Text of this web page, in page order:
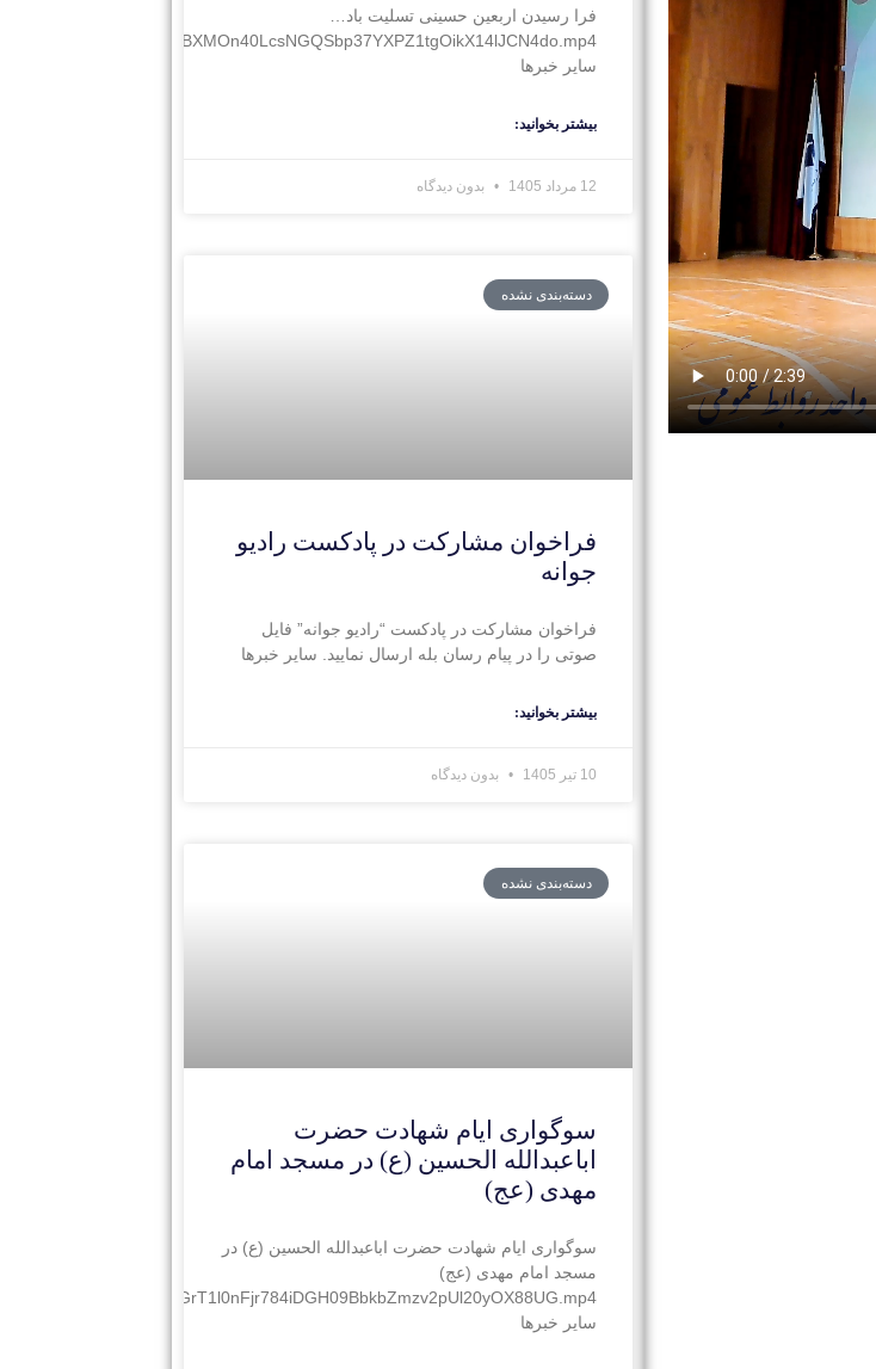
فرا رسیدن اربعین حسینی تسلیت باد…
origin_fNBXMOn40LcsNGQSbp37YXPZ1tgOikX14lJCN4do.mp4
سایر خبرها
بیشتر بخوانید:
12 مرداد 1405 بدون دیدگاه
دسته‌بندی نشده
فراخوان مشارکت در پادکست رادیو
جوانه
فراخوان مشارکت در پادکست “رادیو جوانه” فایل
صوتی را در پیام رسان بله ارسال نمایید. سایر خبرها
بیشتر بخوانید:
10 تیر 1405 بدون دیدگاه
دسته‌بندی نشده
سوگواری ایام شهادت حضرت
اباعبدالله الحسین (ع) در مسجد امام
مهدی (عج)
سوگواری ایام شهادت حضرت اباعبدالله الحسین (ع) در
مسجد امام مهدی (عج)
lDWgyBnj7J/origin_GrT1l0nFjr784iDGH09BbkbZmzv2pUl20yOX88UG.mp4
سایر خبرها